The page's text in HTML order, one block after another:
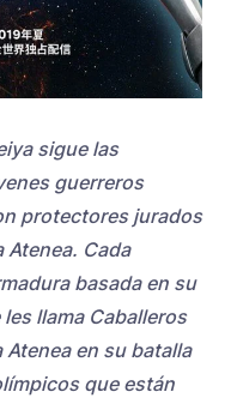
sigue las
guerreros
protectores jurados
Atenea. Cada
basada en su
llama Caballeros
en su batalla
que están